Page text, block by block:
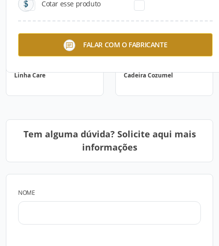
Cotar esse produto
FALAR COM O FABRICANTE
Linha Care Cadeira Cozumel
Tem alguma dúvida? Solicite aqui mais
informações
NOME